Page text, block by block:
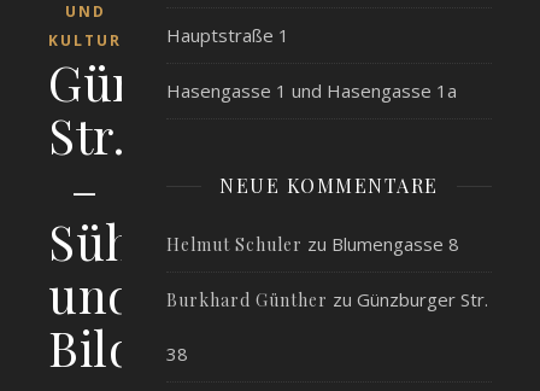
UND
KULTUR
Günzburger
Str.
–
Sühnekreuze
und
Bildstöcke
Hauptstraße 1
Hasengasse 1 und Hasengasse 1a
NEUE KOMMENTARE
Helmut Schuler zu Blumengasse 8
Burkhard Günther zu Günzburger Str.
38